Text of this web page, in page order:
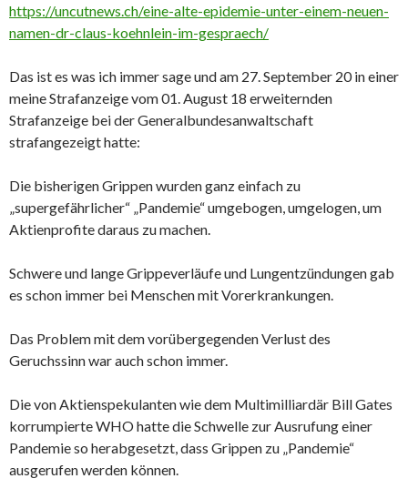
https://uncutnews.ch/eine-alte-epidemie-unter-einem-neuen-
namen-dr-claus-koehnlein-im-gespraech/
Das ist es was ich immer sage und am 27. September 20 in einer
meine Strafanzeige vom 01. August 18 erweiternden
Strafanzeige bei der Generalbundesanwaltschaft
strafangezeigt hatte:
Die bisherigen Grippen wurden ganz einfach zu
„supergefährlicher“ „Pandemie“ umgebogen, umgelogen, um
Aktienprofite daraus zu machen.
Schwere und lange Grippeverläufe und Lungentzündungen gab
es schon immer bei Menschen mit Vorerkrankungen.
Das Problem mit dem vorübergegenden Verlust des
Geruchssinn war auch schon immer.
Die von Aktienspekulanten wie dem Multimilliardär Bill Gates
korrumpierte WHO hatte die Schwelle zur Ausrufung einer
Pandemie so herabgesetzt, dass Grippen zu „Pandemie“
ausgerufen werden können.